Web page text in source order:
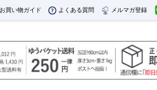
お買い物ガイド よくある質問 メルマガ登録